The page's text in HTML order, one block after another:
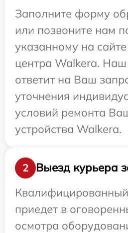
Заполните форму
или позвоните нам
указанному на
центра Walkera.
ответит на Ваш
уточнения
условий ремонта
устройства Walkera.
2
Выезд курьера
приедет в
осмотра